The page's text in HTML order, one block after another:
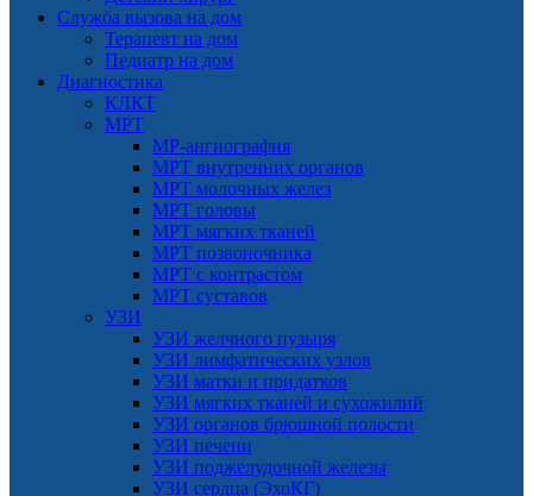
Служба вызова на дом
Терапевт на дом
Педиатр на дом
Диагностика
КЛКТ
МРТ
МР-ангиография
МРТ внутренних органов
МРТ молочных желез
МРТ головы
МРТ мягких тканей
МРТ позвоночника
МРТ с контрастом
МРТ суставов
УЗИ
УЗИ желчного пузыря
УЗИ лимфатических узлов
УЗИ матки и придатков
УЗИ мягких тканей и сухожилий
УЗИ органов брюшной полости
УЗИ печени
УЗИ поджелудочной железы
УЗИ сердца (ЭхоКГ)